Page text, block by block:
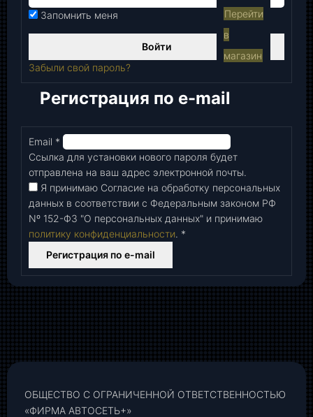
Перейти
в
магазин
Запомнить меня
Войти
Забыли свой пароль?
Регистрация по e-mail
Email *
Ссылка для установки нового пароля будет
отправлена ​​на ваш адрес электронной почты.
Я принимаю Согласие на обработку персональных
данных в соответствии с Федеральным законом РФ
Nº 152-Ф3 "О персональных данных" и принимаю
политику конфиденциальности. *
Регистрация по e-mail
ОБЩЕСТВО С ОГРАНИЧЕННОЙ ОТВЕТСТВЕННОСТЬЮ
«ФИРМА АВТОСЕТЬ+»